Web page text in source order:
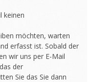
keinen
möchten, warten
erfasst ist. Sobald der
wir uns per E-Mail
der
Sie das Sie dann